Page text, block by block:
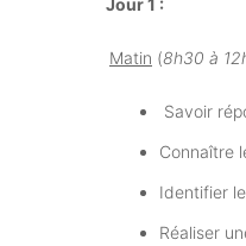
Matin (8h30 à
Savoir
Connaître
Identifier
Réaliser